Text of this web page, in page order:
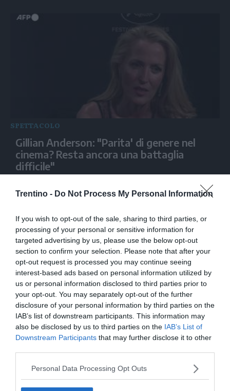
Trentino - Do Not Process My Personal Information
If you wish to opt-out of the sale, sharing to third parties, or
processing of your personal or sensitive information for
targeted advertising by us, please use the below opt-out
section to confirm your selection. Please note that after your
opt-out request is processed you may continue seeing
interest-based ads based on personal information utilized by
us or personal information disclosed to third parties prior to
your opt-out. You may separately opt-out of the further
disclosure of your personal information by third parties on the
IAB’s list of downstream participants. This information may
also be disclosed by us to third parties on the IAB’s List of
Downstream Participants that may further disclose it to other
Personal Data Processing Opt Outs
SPETTACOLO
Gillian Anderson: "Parita' di genere nel
cinema? Resta ancora una battaglia
difficile"
SPETTACOLO
Cannes, Palma Queer a "Teenage Sex and
Death at Camp Miasma"